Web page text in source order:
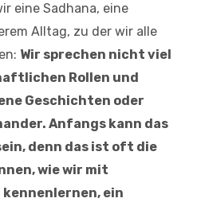
eine Sadhana, eine
Alltag, zu der wir alle
Wir sprechen nicht viel
Rollen und
Geschichten oder
Anfangs kann das
denn das ist oft die
wie wir mit
kennenlernen, ein